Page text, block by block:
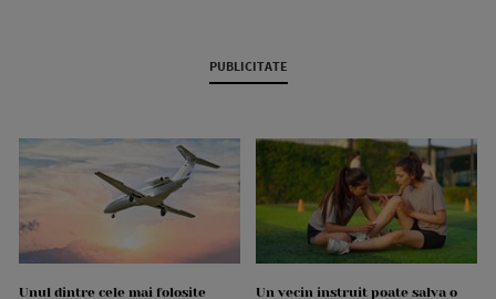
PUBLICITATE
Unul dintre cele mai folosite
Un vecin instruit poate salva o